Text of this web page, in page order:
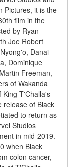
Pictures, it is the
film in the
by Ryan
Joe Robert
Danai
Dominique
Freeman,
of Wakanda
King T'Challa's
release of Black
to return as
Studios
in mid-2019.
when Black
colon cancer,